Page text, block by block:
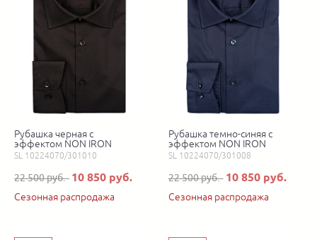
Рубашка черная с
эффектом NON IRON
SL 10224070/301010
22 500 руб. 10 850 руб.
Сезонная распродажа
Рубашка темно-синяя с
эффектом NON IRON
SL 10224070/301008
22 500 руб. 10 850 руб.
Сезонная распродажа